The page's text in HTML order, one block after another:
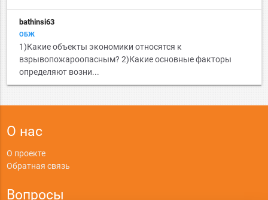
bathinsi63
ОБЖ
1)Какие объекты экономики относятся к
взрывопожароопасным? 2)Какие основные факторы
определяют возни...
О нас
О проекте
Обратная связь
Вопросы